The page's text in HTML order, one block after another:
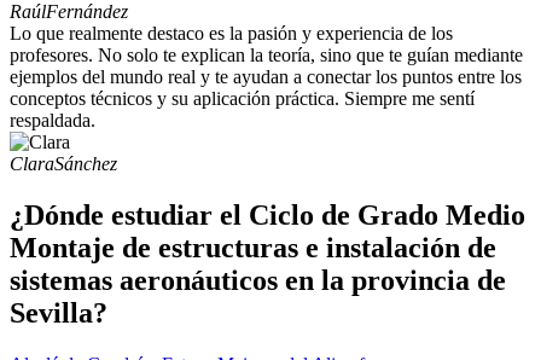
RaúlFernández
Lo que realmente destaco es la pasión y experiencia de los
profesores. No solo te explican la teoría, sino que te guían mediante
ejemplos del mundo real y te ayudan a conectar los puntos entre los
conceptos técnicos y su aplicación práctica. Siempre me sentí
respaldada.
ClaraSánchez
¿Dónde estudiar el Ciclo de Grado Medio
Montaje de estructuras e instalación de
sistemas aeronáuticos en la provincia de
Sevilla?